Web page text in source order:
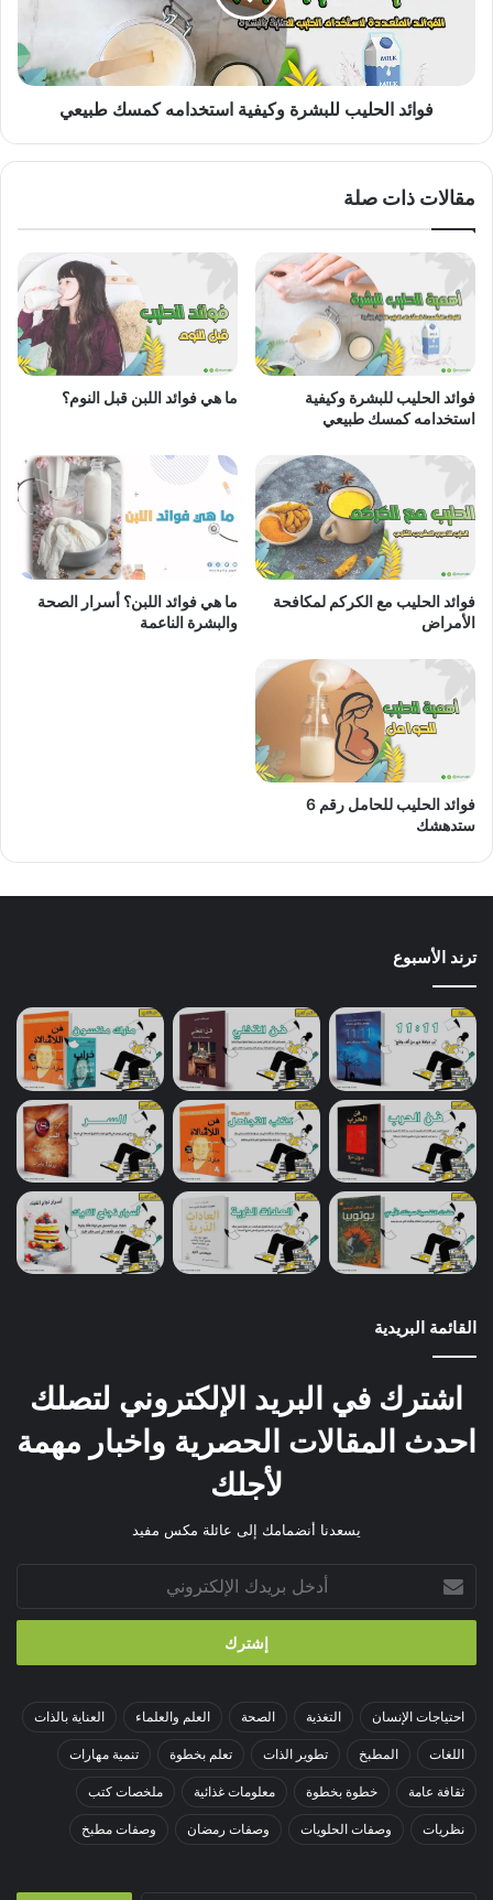
كمسك
فوائد الحليب للبشرة وكيفية استخدامه كمسك طبيعي
مقالات ذات صلة
فوائد الحليب للبشرة وكيفية
استخدامه كمسك طبيعي
ما هي فوائد اللبن قبل النوم؟
فوائد الحليب مع الكركم لمكافحة
الأمراض
ما هي فوائد اللبن؟ أسرار الصحة
والبشرة الناعمة
فوائد الحليب للحامل رقم 6
ستدهشك
ترند الأسبوع
القائمة البريدية
اشترك في البريد الإلكتروني لتصلك
احدث المقالات الحصرية واخبار مهمة
لأجلك
يسعدنا أنضمامك إلى عائلة مكس مفيد
بريدك
الإلكتروني
احتياجات الإنسان التغذية الصحة العلم والعلماء العناية بالذات
اللغات المطبخ تطوير الذات تعلم بخطوة تنمية مهارات
ثقافة عامة خطوة بخطوة معلومات غذائية ملخصات كتب
نظريات وصفات الحلويات وصفات رمضان وصفات مطبخ